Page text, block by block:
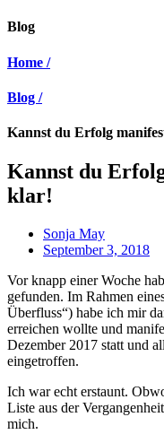
Blog
Home /
Blog /
Kannst du Erfolg
Kannst du
klar!
Sonja May
September 3, 2018
Vor knapp einer Woche
gefunden. Im Rahmen
Überfluss“) habe ich mir
erreichen wollte und
Dezember 2017 statt und
eingetroffen.
Ich war echt erstaunt.
Liste aus der
mich.